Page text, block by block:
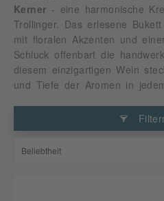
Kerner - eine harmonische
Trollinger. Das erlesene
mit floralen Akzenten und
Schluck offenbart die
diesem einzigartigen Wein
und Tiefe der Aromen in